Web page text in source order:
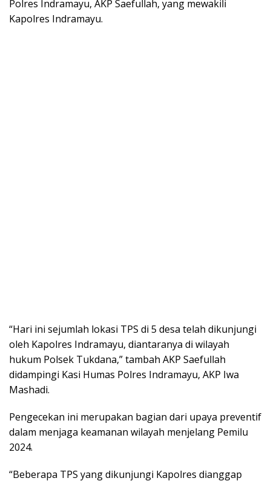
Polres Indramayu, AKP Saefullah, yang mewakili
Kapolres Indramayu.
“Hari ini sejumlah lokasi TPS di 5 desa telah dikunjungi
oleh Kapolres Indramayu, diantaranya di wilayah
hukum Polsek Tukdana,” tambah AKP Saefullah
didampingi Kasi Humas Polres Indramayu, AKP Iwa
Mashadi.
Pengecekan ini merupakan bagian dari upaya preventif
dalam menjaga keamanan wilayah menjelang Pemilu
2024.
“Beberapa TPS yang dikunjungi Kapolres dianggap